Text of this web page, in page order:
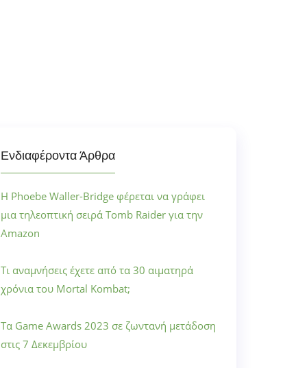
Ενδιαφέροντα Άρθρα
Η Phoebe Waller-Bridge φέρεται να γράφει
μια τηλεοπτική σειρά Tomb Raider για την
Amazon
Τι αναμνήσεις έχετε από τα 30 αιματηρά
χρόνια του Mortal Kombat;
Τα Game Awards 2023 σε ζωντανή μετάδοση
στις 7 Δεκεμβρίου